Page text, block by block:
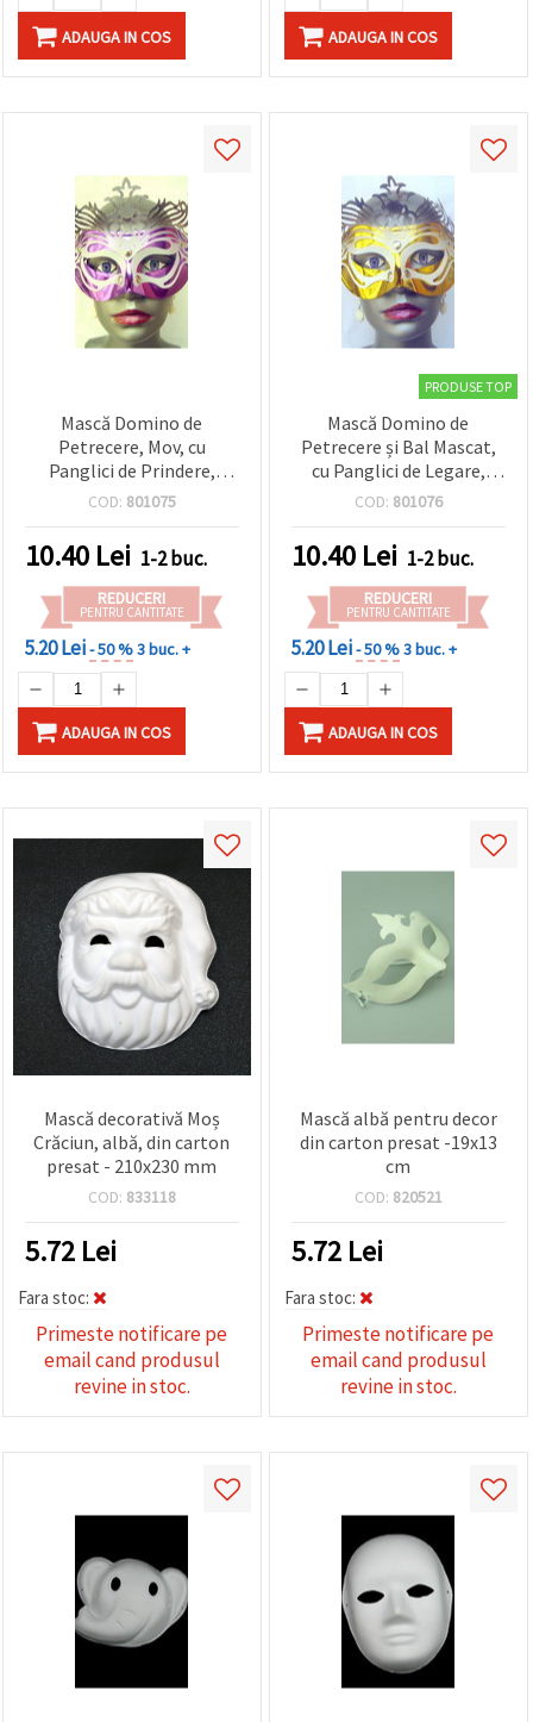
ADAUGA IN COS ADAUGA IN COS
Mască Domino de
Petrecere, Mov, cu
Panglici de Prindere,
pentru Bal Mascat și
COD: 801075
10.40 Lei 1-2 buc.
REDUCERI
PENTRU CANTITATE
5.20 Lei- 50 %3 buc. +
ADAUGA IN COS
PRODUSE TOP
Mască Domino de
Petrecere și Bal Mascat,
cu Panglici de Legare,
Auriu
COD: 801076
10.40 Lei 1-2 buc.
REDUCERI
PENTRU CANTITATE
5.20 Lei- 50 %3 buc. +
ADAUGA IN COS
Mască decorativă Moș
Crăciun, albă, din carton
presat - 210x230 mm
COD: 833118
5.72 Lei
Fara stoc:
Primeste notificare pe
email cand produsul
revine in stoc.
Mască albă pentru decor
din carton presat -19x13
cm
COD: 820521
5.72 Lei
Fara stoc:
Primeste notificare pe
email cand produsul
revine in stoc.